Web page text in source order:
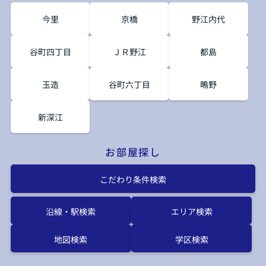
今里 京橋 野江内代
谷町四丁目 ＪＲ野江 都島
玉造 谷町六丁目 鴫野
新深江
お部屋探し
こだわり条件検索
沿線・駅検索 エリア検索
地図検索 学区検索